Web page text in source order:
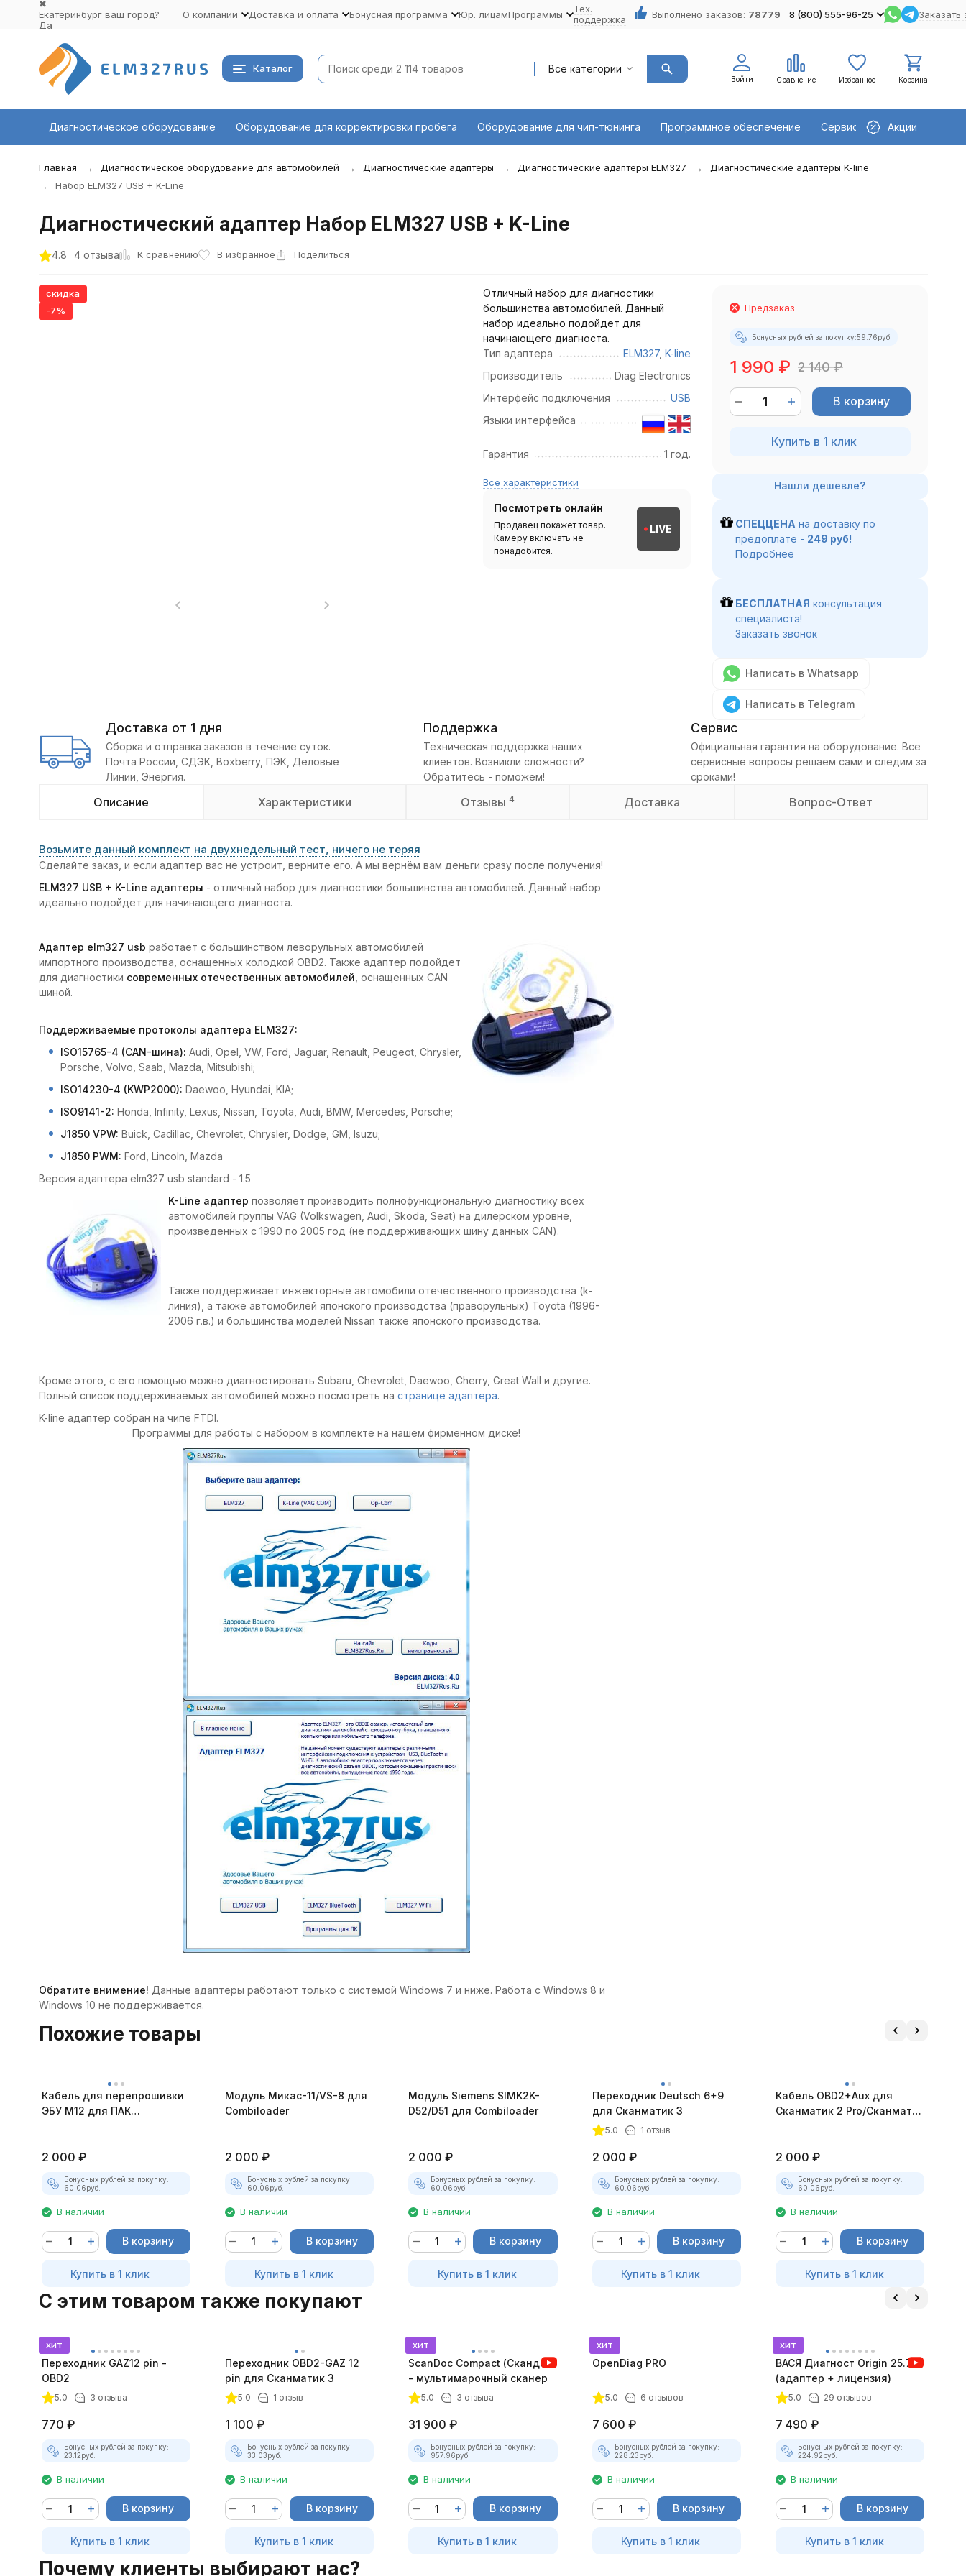
✖
Екатеринбург ваш город?
Да
О компании Доставка и оплата Бонусная программа Юр. лицамПрограммы
Тех.
поддержка
Выполнено заказов: 78779 8 (800) 555-96-25 Заказать
Каталог Все категории
Войти Сравнение Избранное Корзина
Диагностическое оборудование Оборудование для корректировки пробега Оборудование для чип-тюнинга Программное обеспечение Сервисное оборудование
Акции
Главная Диагностическое оборудование для автомобилей Диагностические адаптеры Диагностические адаптеры ELM327
Диагностические адаптеры K-line
Набор ELM327 USB + K-Line
Диагностический адаптер Набор ELM327 USB + K-Line
4.8 4 отзыва К сравнению В избранное Поделиться
скидка
-7%
Отличный набор для диагностики
большинства автомобилей. Данный
набор идеально подойдет для
начинающего диагноста.
Тип адаптера
ELM327, K-line
Производитель
Diag Electronics
Интерфейс подключения
USB
Языки интерфейса
Гарантия 1 год.
Все характеристики
Посмотреть онлайн
Продавец покажет товар.
Камеру включать не
понадобится.
LIVE
Предзаказ
Бонусных рублей за покупку:59.76руб.
1 990 ₽ 2 140₽
В корзину
Купить в 1 клик
СПЕЦЦЕНА на доставку по
предоплате - 249 руб!
Подробнее
БЕСПЛАТНАЯ консультация
специалиста!
Заказать звонок
Написать в Whatsapp
Написать в Telegram
Доставка от 1 дня
Сборка и отправка заказов в течение суток.
Почта России, СДЭК, Boxberry, ПЭК, Деловые
Линии, Энергия.
Поддержка
Техническая поддержка наших
клиентов. Возникли сложности?
Обратитесь - поможем!
Сервис
Официальная гарантия на оборудование. Все
сервисные вопросы решаем сами и следим за
сроками!
Описание Характеристики Отзывы 4 Доставка Вопрос-Ответ
Возьмите данный комплект на двухнедельный тест, ничего не теряя
Сделайте заказ, и если адаптер вас не устроит, верните его. А мы вернём вам деньги сразу после получения!
ELM327 USB + K-Line адаптеры - отличный набор для диагностики большинства автомобилей. Данный набор
идеально подойдет для начинающего диагноста.
Адаптер elm327 usb работает с большинством леворульных автомобилей
импортного производства, оснащенных колодкой OBD2. Также адаптер подойдет
для диагностики современных отечественных автомобилей , оснащенных CAN
шиной.
Поддерживаемые протоколы адаптера ELM327:
ISO15765-4 (CAN-шина): Audi, Opel, VW, Ford, Jaguar, Renault, Peugeot, Chrysler,
Porsche, Volvo, Saab, Mazda, Mitsubishi;
ISO14230-4 (KWP2000): Daewoo, Hyundai, KIA;
ISO9141-2: Honda, Infinity, Lexus, Nissan, Toyota, Audi, BMW, Mercedes, Porsche;
J1850 VPW: Buick, Cadillac, Chevrolet, Chrysler, Dodge, GM, Isuzu;
J1850 PWM: Ford, Lincoln, Mazda
Версия адаптера elm327 usb standard - 1.5
K-Line адаптер позволяет производить полнофункциональную диагностику всех
автомобилей группы VAG (Volkswagen, Audi, Skoda, Seat) на дилерском уровне,
произведенных с 1990 по 2005 год (не поддерживающих шину данных CAN).
Также поддерживает инжекторные автомобили отечественного производства (k-
линия), а также автомобилей японского производства (праворульных) Toyota (1996-
2006 г.в.) и большинства моделей Nissan также японского производства.
Кроме этого, с его помощью можно диагностировать Subaru, Chevrolet, Daewoo, Cherry, Great Wall и другие.
Полный список поддерживаемых автомобилей можно посмотреть на странице адаптера.
K-line адаптер собран на чипе FTDI.
Программы для работы с набором в комплекте на нашем фирменном диске!
Обратите внимение! Данные адаптеры работают только с системой Windows 7 и ниже. Работа с Windows 8 и
Windows 10 не поддерживается.
Похожие товары
Кабель для перепрошивки
ЭБУ М12 для ПАК
2 000 ₽
Бонусных рублей за покупку:
60.06руб.
В наличии
В корзину
Купить в 1 клик
Модуль Микас-11/VS-8 для
Combiloader
2 000 ₽
Бонусных рублей за покупку:
60.06руб.
В наличии
В корзину
Купить в 1 клик
Модуль Siemens SIMK2K-
D52/D51 для Combiloader
2 000 ₽
Бонусных рублей за покупку:
60.06руб.
В наличии
В корзину
Купить в 1 клик
Переходник Deutsch 6+9
для Сканматик 3
5.0 1 отзыв
2 000 ₽
Бонусных рублей за покупку:
60.06руб.
В наличии
В корзину
Купить в 1 клик
Кабель OBD2+Aux для
Сканматик 2 Pro/Сканматик
2 000 ₽
Бонусных рублей за покупку:
60.06руб.
В наличии
В корзину
Купить в 1 клик
C этим товаром также покупают
хит
Переходник GAZ12 pin -
OBD2
5.0 3 отзыва
770 ₽
Бонусных рублей за покупку:
23.12руб.
В наличии
В корзину
Купить в 1 клик
Переходник OBD2-GAZ 12
pin для Сканматик 3
5.0 1 отзыв
1 100 ₽
Бонусных рублей за покупку:
33.03руб.
В наличии
В корзину
Купить в 1 клик
хит
ScanDoc Compact (Скандок)
- мультимарочный сканер
5.0 3 отзыва
31 900 ₽
Бонусных рублей за покупку:
957.96руб.
В наличии
В корзину
Купить в 1 клик
хит
OpenDiag PRO
5.0 6 отзывов
7 600 ₽
Бонусных рублей за покупку:
228.23руб.
В наличии
В корзину
Купить в 1 клик
хит
ВАСЯ Диагност Origin 25.7.0
(адаптер + лицензия)
5.0 29 отзывов
7 490 ₽
Бонусных рублей за покупку:
224.92руб.
В наличии
В корзину
Купить в 1 клик
Почему клиенты выбирают нас?